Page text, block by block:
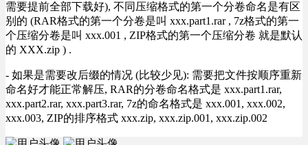
需要提前全部下载好), 不同压缩格式的第一个分卷命名是有区
别的 (RAR格式的第一个分卷是叫 xxx.part1.rar , 7z格式的第一
个压缩分卷是叫 xxx.001 , ZIP格式的第一个压缩分卷 就是默认
的 XXX.zip ) .
- 如果是需要改后缀的情况 (比较少见): 需要把文件按顺序重新
命名好才能正常解压, RAR的分卷命名格式是 xxx.part1.rar,
xxx.part2.rar, xxx.part3.rar, 7z的命名格式是 xxx.001, xxx.002,
xxx.003, ZIP的排序格式 xxx.zip, xxx.zip.001, xxx.zip.002